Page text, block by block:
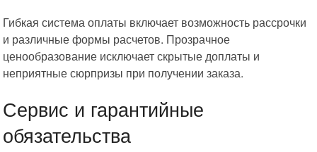
Гибкая система оплаты включает возможность рассрочки
и различные формы расчетов. Прозрачное
ценообразование исключает скрытые доплаты и
неприятные сюрпризы при получении заказа.
Сервис и гарантийные
обязательства